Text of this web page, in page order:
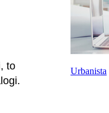
to
Urbanista